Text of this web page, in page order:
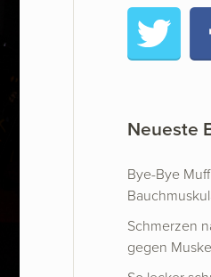
Neueste
Bye-Bye
Schmerzen
gegen